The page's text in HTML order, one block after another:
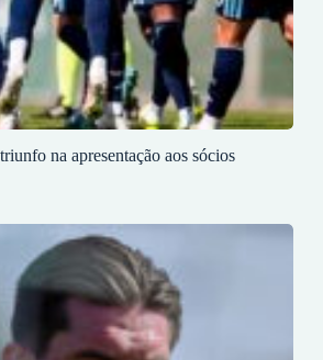
na apresentação aos sócios